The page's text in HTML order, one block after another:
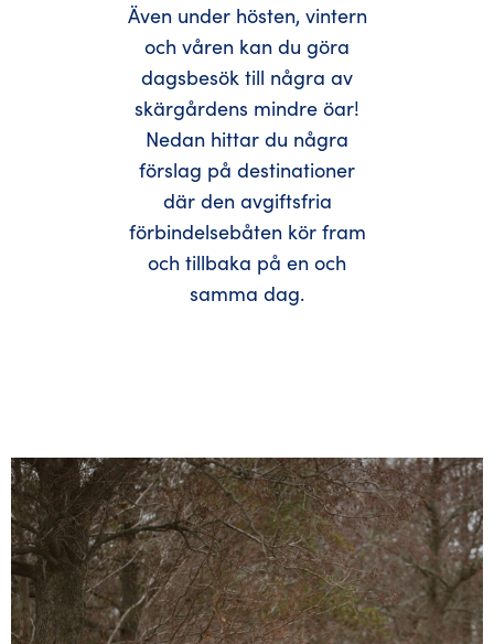
Även under hösten, vintern
och våren kan du göra
dagsbesök till några av
skärgårdens mindre öar!
Nedan hittar du några
förslag på destinationer
där den avgiftsfria
förbindelsebåten kör fram
och tillbaka på en och
samma dag.